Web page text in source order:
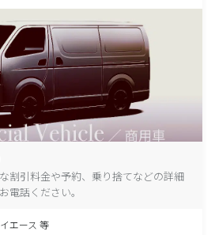
割引料金や予約、乗り捨てなどの詳細
電話ください。
エース 等